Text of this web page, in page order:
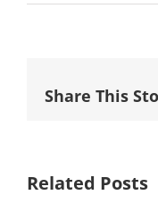
Share This
Related Posts